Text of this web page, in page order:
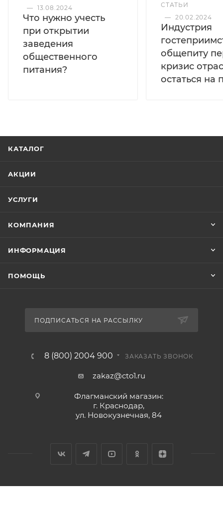
— 13.08.2024
Что нужно учесть
при открытии
заведения
общественного
питания?
СТАТЬИ
— 20.02.2024
Индустрия
общепиту
кризис
остаться на
КАТАЛОГ
АКЦИИ
УСЛУГИ
КОМПАНИЯ
ИНФОРМАЦИЯ
ПОМОЩЬ
ПОДПИСАТЬСЯ НА РАССЫЛКУ
8 (800) 2004 900 ЗАКАЗАТЬ ЗВОНОК
zakaz@cto1.ru
Флагманский магазин:
г. Краснодар,
ул. Новокузнечная, 84